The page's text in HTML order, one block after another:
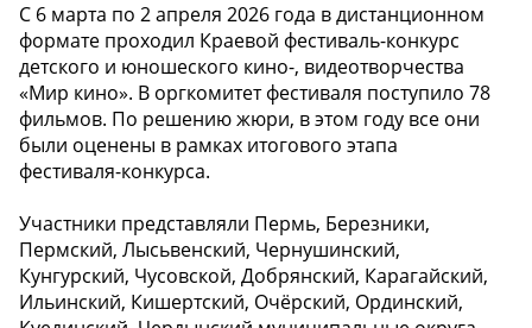
С 6 марта по 2 апреля 2026 года в дистанционном
формате проходил Краевой фестиваль-конкурс
детского и юношеского кино-, видеотворчества
«Мир кино». В оргкомитет фестиваля поступило 78
фильмов. По решению жюри, в этом году все они
были оценены в рамках итогового этапа
фестиваля-конкурса.
Участники представляли Пермь, Березники,
Пермский, Лысьвенский, Чернушинский,
Кунгурский, Чусовской, Добрянский, Карагайский,
Ильинский, Кишертский, Очёрский, Ординский,